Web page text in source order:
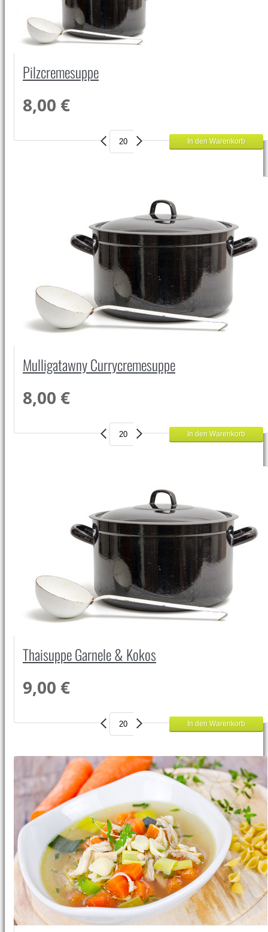
Pilzcremesuppe
8,00 €
Mulligatawny Currycremesuppe
8,00 €
Thaisuppe Garnele & Kokos
9,00 €